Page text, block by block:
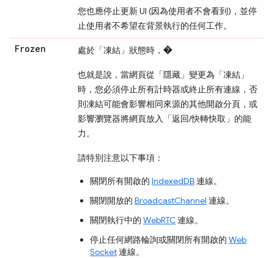
您也應停止更新 UI (因為使用者不會看到)，並停
止使用者不希望在背景執行的任何工作。
Frozen 處於「凍結」 狀態時， �
也就是說，當網頁從「隱藏」 變更為「凍結」
時，您必須停止所有計時器或終止所有連線，否
則凍結可能會影響相同來源的其他開啟分頁，或
影響瀏覽器將網頁放入 「返回/快轉快取」的能
力。
請特別注意以下事項：
關閉所有開啟的 IndexedDB連線。
關閉開放的 BroadcastChannel 連線。
關閉執行中的 WebRTC連線。
停止任何網路輪詢或關閉所有開啟的 Web
Socket連線。